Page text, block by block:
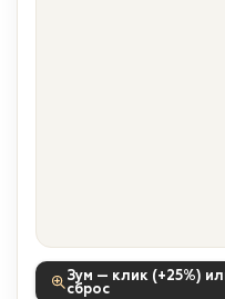
Зум — клик (+25%)
сброс